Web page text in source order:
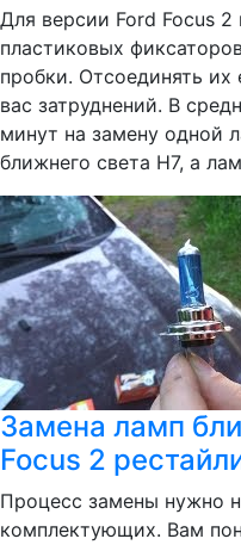
Для версии Ford Focus 2
пластиковых
пробки. Отсоединять
вас затруднений. В
минут на замену одной
ближнего света Н7, а
Замена ламп
Focus 2
Процесс замены нужно
комплектующих. Вам